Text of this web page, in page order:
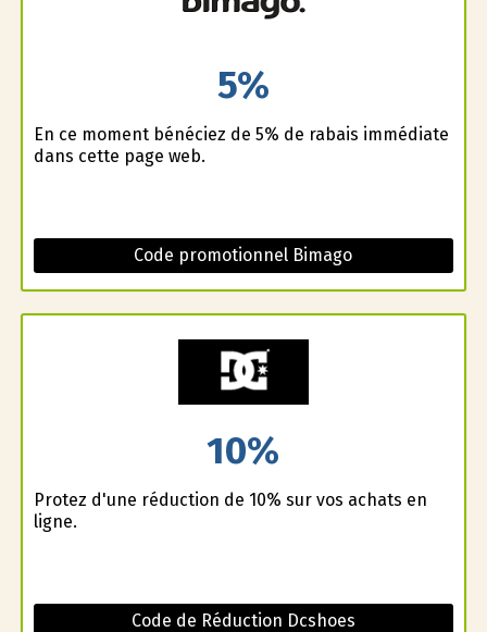
5%
En ce moment bénéficiez de 5% de rabais immédiate
dans cette page web.
Code promotionnel Bimago
10%
Profitez d'une réduction de 10% sur vos achats en
ligne.
Code de Réduction Dcshoes